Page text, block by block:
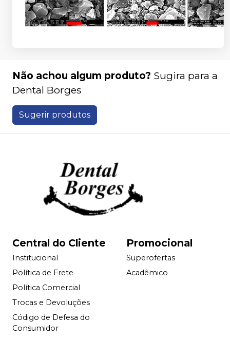
Não achou algum produto? Sugira para a
Dental Borges
Sugerir produtos
Central do Cliente
Institucional
Política de Frete
Política Comercial
Trocas e Devoluções
Código de Defesa do
Consumidor
Promocional
Superofertas
Acadêmico